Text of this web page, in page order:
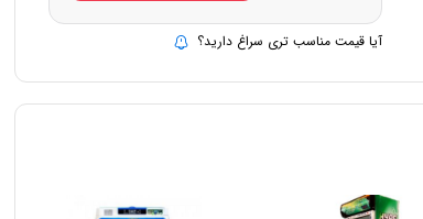
طرح
تایوانی
آبشار
T13
quantity
آیا قیمت مناسب تری سراغ دارید؟